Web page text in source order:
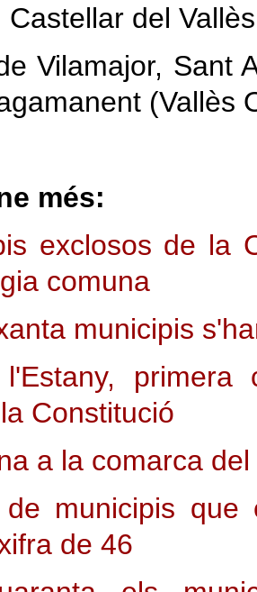
Castellar del
Vilamajor, Sant
(Vallès
més:
exclosos de la
comuna
municipis
primera
Constitució
a la comarca
municipis
de 46